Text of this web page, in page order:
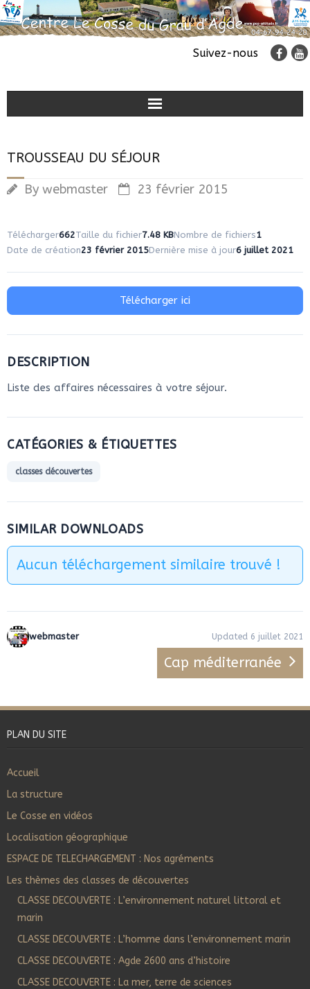
Suivez-nous
Colonies de vacances
TROUSSEAU DU SÉJOUR
By webmaster 23 février 2015
Télécharger662Taille du fichier7.48 KBNombre de fichiers1
Date de création23 février 2015Dernière mise à jour6 juillet 2021
Télécharger ici
DESCRIPTION
Liste des affaires nécessaires à votre séjour.
CATÉGORIES & ÉTIQUETTES
classes découvertes
SIMILAR DOWNLOADS
Aucun téléchargement similaire trouvé !
webmaster Updated 6 juillet 2021
Cap méditerranée
PLAN DU SITE
Accueil
La structure
Le Cosse en vidéos
Localisation géographique
ESPACE DE TELECHARGEMENT : Nos agréments
Les thèmes des classes de découvertes
CLASSE DECOUVERTE : L’environnement naturel littoral et
marin
CLASSE DECOUVERTE : L’homme dans l’environnement marin
CLASSE DECOUVERTE : Agde 2600 ans d’histoire
CLASSE DECOUVERTE : La mer, terre de sciences